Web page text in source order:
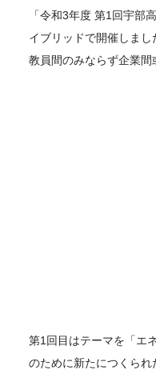
「令和3年度 第1回宇部
イブリッドで開催しま
教員間のみならず企業間
第1回目はテーマを「エ
のために新たにつくら